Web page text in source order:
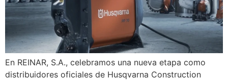
En REINAR, S.A., celebramos una nueva etapa como
distribuidores oficiales de Husqvarna Construction